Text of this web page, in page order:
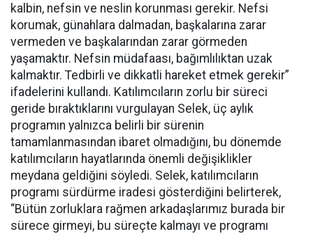
kalbin, nefsin ve neslin korunması gerekir. Nefsi
korumak, günahlara dalmadan, başkalarına zarar
vermeden ve başkalarından zarar görmeden
yaşamaktır. Nefsin müdafaası, bağımlılıktan uzak
kalmaktır. Tedbirli ve dikkatli hareket etmek gerekir”
ifadelerini kullandı. Katılımcıların zorlu bir süreci
geride bıraktıklarını vurgulayan Selek, üç aylık
programın yalnızca belirli bir sürenin
tamamlanmasından ibaret olmadığını, bu dönemde
katılımcıların hayatlarında önemli değişiklikler
meydana geldiğini söyledi. Selek, katılımcıların
programı sürdürme iradesi gösterdiğini belirterek,
“Bütün zorluklara rağmen arkadaşlarımız burada bir
sürece girmeyi, bu süreçte kalmayı ve programı